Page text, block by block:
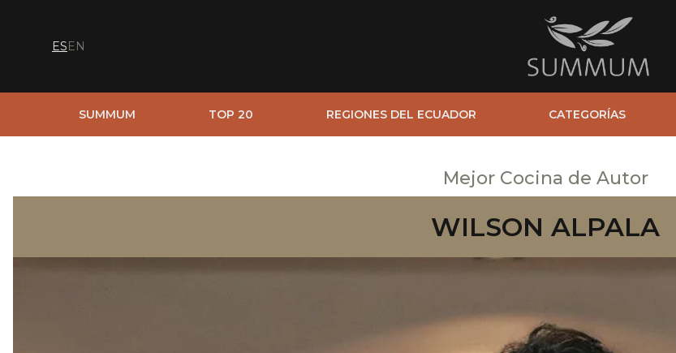
ESEN
SUMMUM TOP 20 REGIONES DEL ECUADOR CATEGORÍAS
Mejor Cocina de Autor
WILSON ALPALA